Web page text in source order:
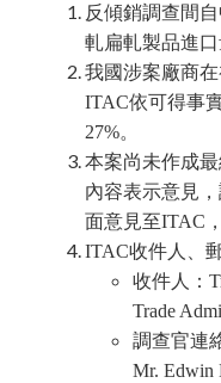
反傾銷調查間
軋扁軋製品進口
我國涉案廠商
ITAC依可得事
27%。
本案尚未作成
內容表示意見
面意見至ITAC
ITAC收件人、
收件人：
Trade
調查官連
Mr. Edwin